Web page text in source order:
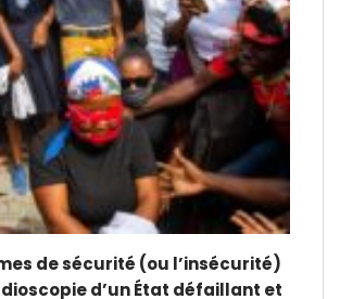
de sécurité (ou l’insécurité)
d’un État défaillant et